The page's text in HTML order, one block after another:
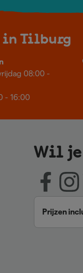
in Tilburg
08:00 -
- 16:00
Wil je
Prijzen